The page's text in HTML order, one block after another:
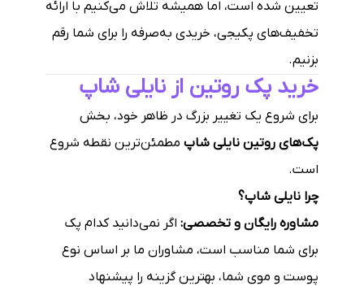
تعیین شده است، اما همیشه تلاش می‌کنیم با ارائه
تخفیف‌های پکیجی، خریدی به‌صرفه را برای شما رقم
بزنیم.
خرید پک روتین از نایلی شاپ
برای شروع یک تغییر بزرگ در ظاهر خود، بخش
پک‌های روتین نایلی شاپ مطمئن‌ترین نقطه شروع
است.
چرا نایلی شاپ؟
مشاوره رایگان و تخصصی: اگر نمی‌دانید کدام پک
برای شما مناسب است، مشاوران ما بر اساس نوع
پوست و موی شما، بهترین گزینه را پیشنهاد